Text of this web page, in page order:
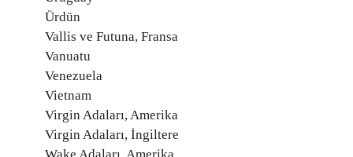
Ürdün
Vallis ve Futuna, Fransa
Vanuatu
Venezuela
Vietnam
Virgin Adaları, Amerika
Virgin Adaları, İngiltere